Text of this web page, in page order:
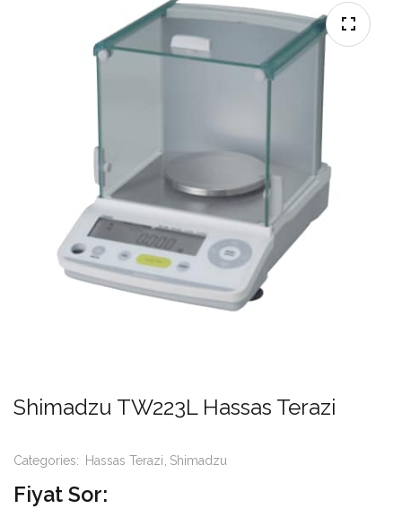
Shimadzu TW223L Hassas Terazi
Categories: Hassas Terazi Shimadzu
Fiyat Sor: